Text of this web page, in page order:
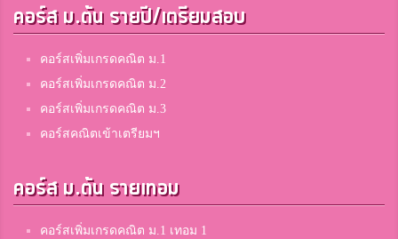
คอร์ส ม.ต้น รายปี/เตรียมสอบ
คอร์สเพิ่มเกรดคณิต ม.1
คอร์สเพิ่มเกรดคณิต ม.2
คอร์สเพิ่มเกรดคณิต ม.3
คอร์สคณิตเข้าเตรียมฯ
คอร์ส ม.ต้น รายเทอม
คอร์สเพิ่มเกรดคณิต ม.1 เทอม 1